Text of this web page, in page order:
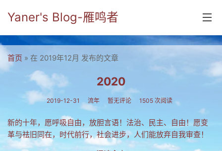
Yaner's Blog-雁鸣者
首页
分类
yaner online
毕业留言册
流年
首页 » 在 2019年12月 发布的文章
2020
2019-12-31 流年 暂无评论 1505 次阅读
新的十年，愿呼吸自由，放胆言语！法治、民主、自由！愿变
革与祛旧同在，时代前行，社会进步，人们能放弃自我审查！